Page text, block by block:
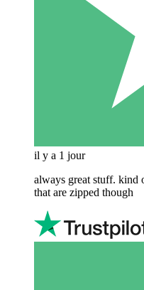
il y a 1 jour
always great stuff. kind
that are zipped though